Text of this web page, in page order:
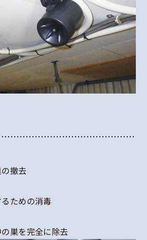
撤去
ための消毒
巣を完全に除去